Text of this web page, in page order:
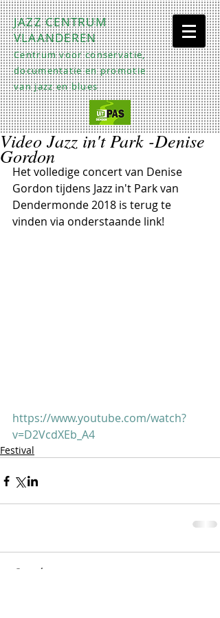
JAZZ CENTRUM
VLAANDEREN
Centrum voor conservatie,
documentatie en promotie
van jazz en blues
Video Jazz in't Park -Denise
Gordon
Het volledige concert van Denise
Gordon tijdens Jazz in't Park van
Dendermonde 2018 is terug te
vinden via onderstaande link!
https://www.youtube.com/watch?
v=D2VcdXEb_A4
Festival
Opmerkingen